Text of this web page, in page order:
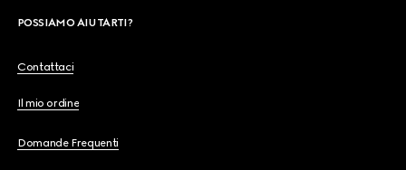
POSSIAMO AIUTARTI?
Contattaci
Il mio ordine
Domande Frequenti